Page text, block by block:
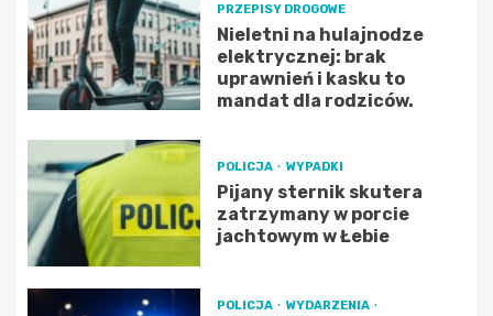
PRZEPISY DROGOWE
Nieletni na hulajnodze
elektrycznej: brak
uprawnień i kasku to
mandat dla rodziców.
POLICJA WYPADKI
Pijany sternik skutera
zatrzymany w porcie
jachtowym w Łebie
POLICJA
WYDARZENIA